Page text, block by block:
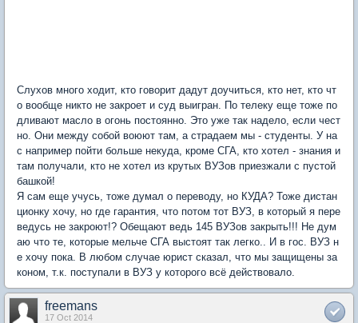
Слухов много ходит, кто говорит дадут доучиться, кто нет, кто чт
о вообще никто не закроет и суд выигран. По телеку еще тоже по
дливают масло в огонь постоянно. Это уже так надело, если чест
но. Они между собой воюют там, а страдаем мы - студенты. У на
с например пойти больше некуда, кроме СГА, кто хотел - знания и
там получали, кто не хотел из крутых ВУЗов приезжали с пустой
башкой!
Я сам еще учусь, тоже думал о переводу, но КУДА? Тоже дистан
ционку хочу, но где гарантия, что потом тот ВУЗ, в который я пере
ведусь не закроют!? Обещают ведь 145 ВУЗов закрыть!!! Не дум
аю что те, которые мельче СГА выстоят так легко.. И в гос. ВУЗ н
е хочу пока. В любом случае юрист сказал, что мы защищены за
коном, т.к. поступали в ВУЗ у которого всё действовало.
freemans
17 Oct 2014